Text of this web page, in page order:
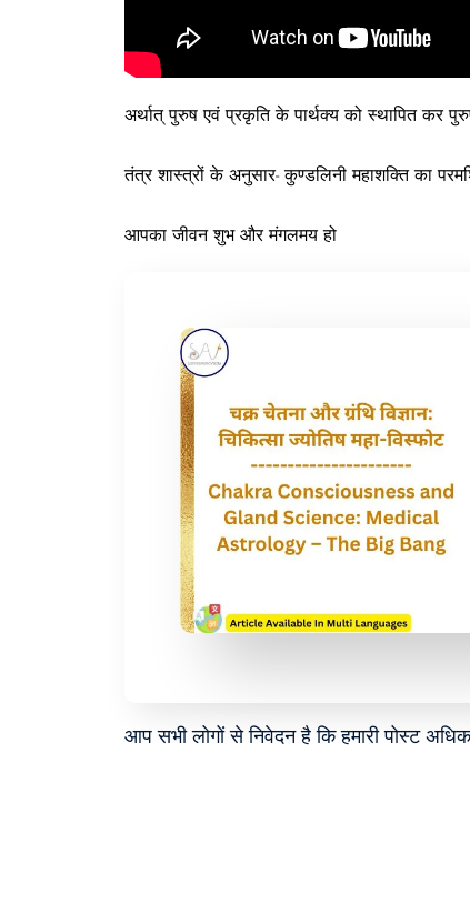
अर्थात् पुरुष एवं प्रकृति के पार्थक्य को स्थापित कर
तंत्र शास्त्रों के अनुसार- कुण्डलिनी महाशक्ति का
आपका जीवन शुभ और मंगलमय हो
आप सभी लोगों से निवेदन है कि हमारी पोस्ट